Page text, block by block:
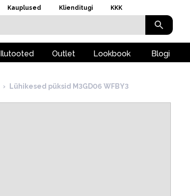
Kauplused Klienditugi KKK
Ilutooted Outlet Lookbook Blogi
› Lühikesed püksid M3GD06 WFBY3